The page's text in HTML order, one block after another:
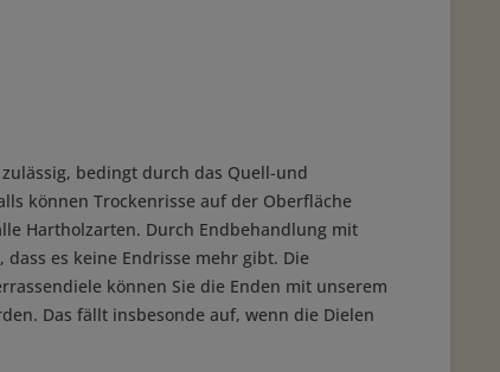
bedingt durch das Quell-und
können Trockenrisse auf der Oberfläche
Hartholzarten. Durch Endbehandlung mit
es keine Endrisse mehr gibt. Die
können Sie die Enden mit unserem
Das fällt insbesonde auf, wenn die Dielen